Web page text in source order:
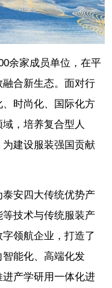
余家成员单位，在平
合新生态。面对行
时尚化、国际化方
，培养复合型人
建设服装强国贡献
安四大传统优势产
技术与传统服装产
领航企业，打造了
能化、高端化发
产学研用一体化进